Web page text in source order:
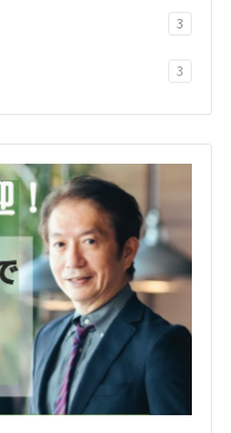
3
3